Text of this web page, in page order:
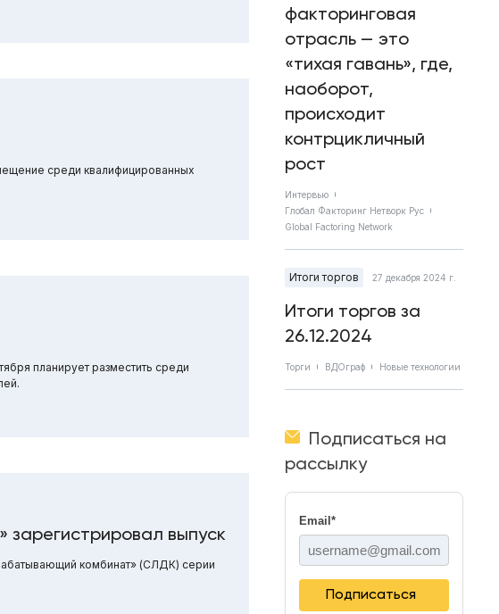
среди квалифицированных
планирует разместить среди
выпуск
комбинат» (СЛДК) серии
факторинговая
отрасль — это
«тихая гавань», где,
наоборот,
происходит
контрцикличный
рост
Интервью
Глобал Факторинг Нетворк Рус
Global Factoring Network
Итоги торгов 27 декабря 2024 г.
Итоги торгов за
26.12.2024
Торги ВДОграф Новые технологии
Подписаться на
рассылку
Email *
Подписаться